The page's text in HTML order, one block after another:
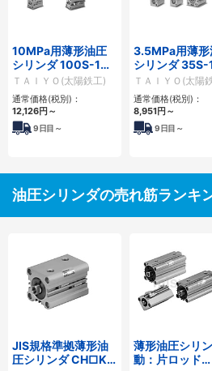
10MPa用薄形油圧
シリンダ 100S-1シ
リーズ
ＴＡＩＹＯ(太陽鉄工)
通常価格(税別)：
12,126円 ～
9日目～
3.5MPa用薄形
シリンダ 35S-
ーズ
ＴＡＩＹＯ(太陽
通常価格(税別)：
8,951円 ～
9日目～
油圧シリンダの売れ筋ランキ
JIS規格準拠薄形油
圧シリンダ CH□KD
薄形油圧シリ
動：片ロッド